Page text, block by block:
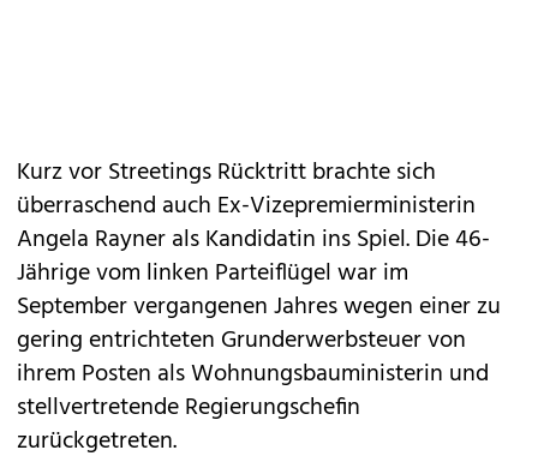
Kurz vor Streetings Rücktritt brachte sich
überraschend auch Ex-Vizepremierministerin
Angela Rayner als Kandidatin ins Spiel. Die 46-
Jährige vom linken Parteiflügel war im
September vergangenen Jahres wegen einer zu
gering entrichteten Grunderwerbsteuer von
ihrem Posten als Wohnungsbauministerin und
stellvertretende Regierungschefin
zurückgetreten.